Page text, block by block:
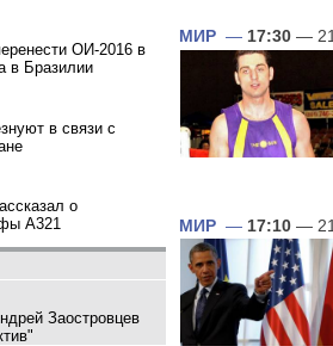
ОИ-2016 в
в Бразилии
в связи с
о
A321
Заостровцев
МИР — 17:30 —
МИР — 17:10 —